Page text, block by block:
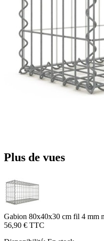
Plus de vues
Gabion 80x40x30 cm fil 4 mm
56,90 € TTC